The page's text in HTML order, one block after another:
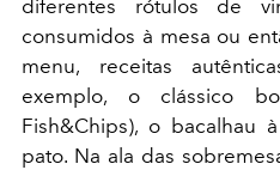
diferentes rótulos de
consumidos à mesa ou
menu, receitas
exemplo, o clássico
Fish&Chips), o bacalhau
pato. Na ala das